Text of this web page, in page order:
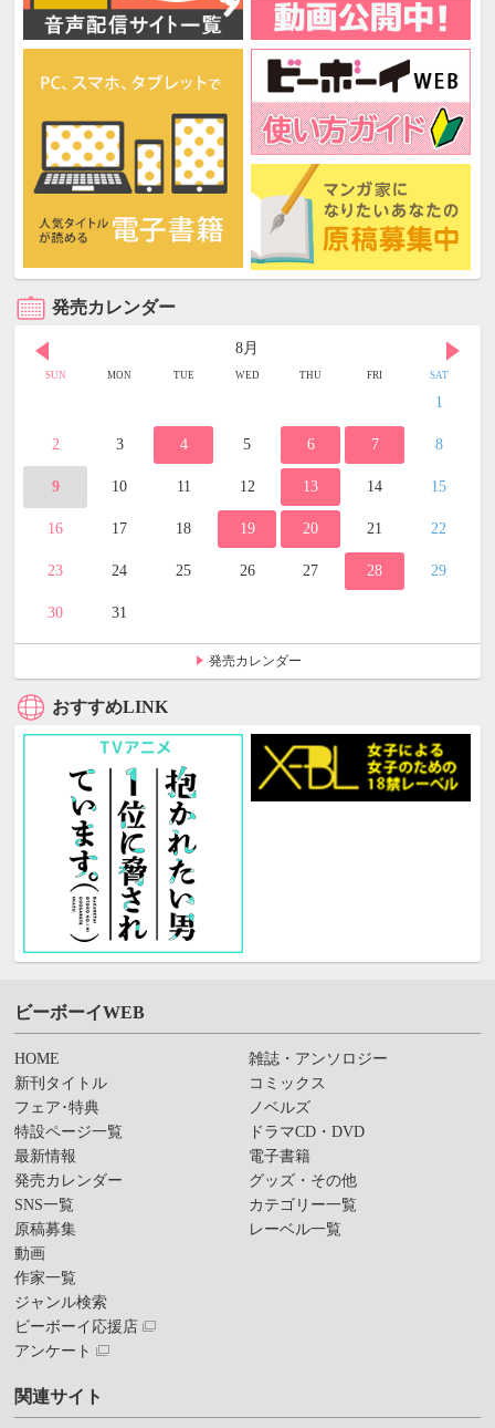
発売カレンダー
8月
SUN MON TUE WED THU FRI SAT
1
2 3 4 5 6 7 8
9 10 11 12 13 14 15
16 17 18 19 20 21 22
23 24 25 26 27 28 29
30 31
発売カレンダー
おすすめLINK
ビーボーイWEB
HOME
新刊タイトル
フェア･特典
特設ページ一覧
最新情報
発売カレンダー
SNS一覧
原稿募集
動画
作家一覧
ジャンル検索
ビーボーイ応援店
アンケート
雑誌・アンソロジー
コミックス
ノベルズ
ドラマCD・DVD
電子書籍
グッズ・その他
カテゴリー一覧
レーベル一覧
関連サイト